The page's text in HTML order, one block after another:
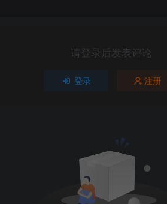
请登录后发表评论
登录 注册